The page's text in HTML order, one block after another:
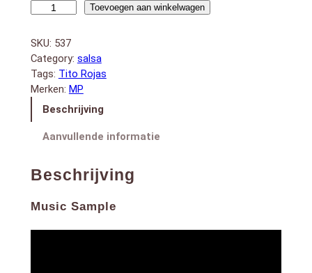
8. Vivir Sin Tu Amor (Pop)
10. Asi Como Soy
Quiero
A
Casa
aantal
Toevoegen aan winkelwagen
SKU: 537
Category: salsa
Tags: Tito Rojas
Merken: MP
Beschrijving
Aanvullende informatie
Beschrijving
Music Sample